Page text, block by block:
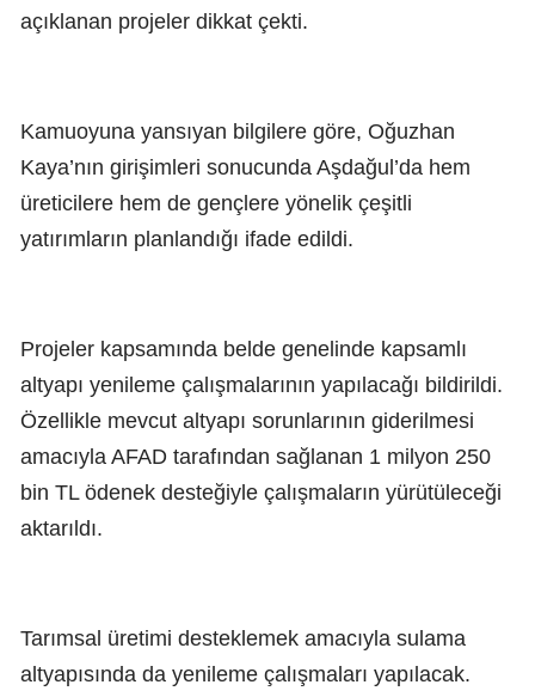
açıklanan projeler dikkat çekti.
Kamuoyuna yansıyan bilgilere göre, Oğuzhan
Kaya’nın girişimleri sonucunda Aşdağul’da hem
üreticilere hem de gençlere yönelik çeşitli
yatırımların planlandığı ifade edildi.
Projeler kapsamında belde genelinde kapsamlı
altyapı yenileme çalışmalarının yapılacağı bildirildi.
Özellikle mevcut altyapı sorunlarının giderilmesi
amacıyla AFAD tarafından sağlanan 1 milyon 250
bin TL ödenek desteğiyle çalışmaların yürütüleceği
aktarıldı.
Tarımsal üretimi desteklemek amacıyla sulama
altyapısında da yenileme çalışmaları yapılacak.